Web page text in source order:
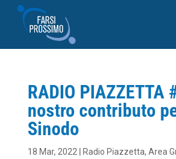
RADIO PIAZZETTA
nostro contributo
Sinodo
18 Mar, 2022 Radio Piazzetta, Area